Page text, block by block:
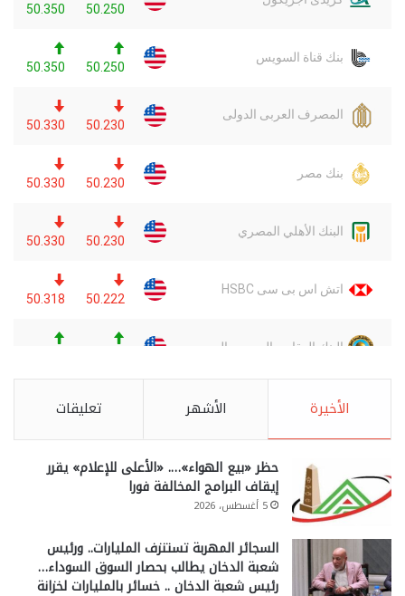
الأخيرة الأشهر تعليقات
حظر «بيع الهواء»…. «الأعلى للإعلام» يقرر
إيقاف البرامج المخالفة فورا
5 أغسطس، 2026
السجائر المهربة تستنزف المليارات.. ورئيس
شعبة الدخان يطالب بحصار السوق السوداء…
رئيس شعبة الدخان .. خسائر بالمليارات لخزانة